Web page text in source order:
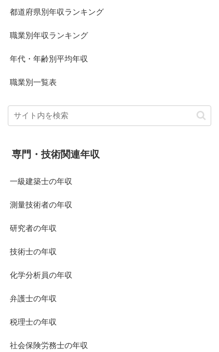
都道府県別年収ランキング
職業別年収ランキング
年代・年齢別平均年収
職業別一覧表
専門・技術関連年収
一級建築士の年収
測量技術者の年収
研究者の年収
技術士の年収
化学分析員の年収
弁護士の年収
税理士の年収
社会保険労務士の年収